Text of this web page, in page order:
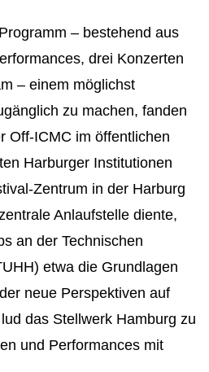
– bestehend aus
drei Konzerten
– einem möglichst
zu machen, fanden
Off-ICMC im öffentlichen
Harburger Institutionen
Zentrum in der Harburg
Anlaufstelle diente,
an der Technischen
etwa die Grundlagen
neue Perspektiven auf
das Stellwerk Hamburg zu
und Performances mit